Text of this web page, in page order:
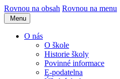
Rovnou na obsah Rovnou na menu
Menu
O nás
O škole
Historie školy
Povinné informace
E-podatelna